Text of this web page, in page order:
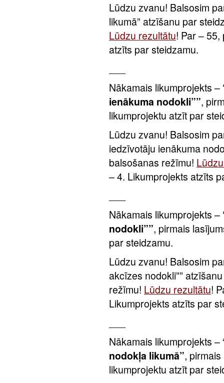
Lūdzu zvanu! Balsosim
likumā” atzīšanu par
Lūdzu rezultātu! Par –
atzīts par steidzamu.
Nākamais likumprojekts –
ienākuma nodokli””,
likumprojektu atzīt par
Lūdzu zvanu! Balsosim
iedzīvotāju ienākuma
balsošanas režīmu!
– 4. Likumprojekts atzīts
Nākamais likumprojekts –
nodokli””, pirmais
par steidzamu.
Lūdzu zvanu! Balsosim
akcīzes nodokli””
režīmu! Lūdzu rezultātu!
Likumprojekts atzīts par
Nākamais likumprojekts –
nodokļa likumā”,
likumprojektu atzīt par